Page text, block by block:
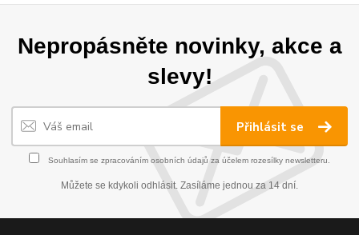
Nepropásněte novinky, akce a
slevy!
Přihlásit se
Souhlasím se zpracováním osobních údajů za účelem rozesílky newsletteru.
Můžete se kdykoli odhlásit. Zasíláme jednou za 14 dní.